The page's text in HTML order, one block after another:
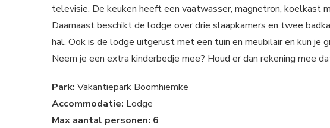
televisie. De keuken heeft een vaatwasser, magnetron, koelkast
Daarnaast beschikt de lodge over drie slaapkamers en twee
hal. Ook is de lodge uitgerust met een tuin en meubilair en kun je
Neem je een extra kinderbedje mee? Houd er dan rekening mee
Park: Vakantiepark Boomhiemke
Accommodatie: Lodge
Max aantal personen: 6